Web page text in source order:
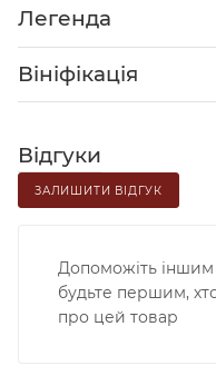
Легенда
Вініфікація
Відгуки
ЗАЛИШИТИ ВІДГУК
Допоможіть
будьте першим,
про цей товар